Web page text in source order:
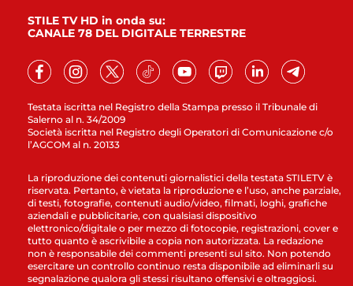
Testata iscritta nel Registro della Stampa presso il Tribunale di
Salerno al n. 34/2009
Società iscritta nel Registro degli Operatori di Comunicazione c/o
l’AGCOM al n. 20133
STILE TV HD in onda su:
CANALE 78 DEL DIGITALE TERRESTRE
La riproduzione dei contenuti giornalistici della testata STILETV è
riservata. Pertanto, è vietata la riproduzione e l’uso, anche parziale,
di testi, fotografie, contenuti audio/video, filmati, loghi, grafiche
aziendali e pubblicitarie, con qualsiasi dispositivo
elettronico/digitale o per mezzo di fotocopie, registrazioni, cover e
tutto quanto è ascrivibile a copia non autorizzata. La redazione
non è responsabile dei commenti presenti sul sito. Non potendo
esercitare un controllo continuo resta disponibile ad eliminarli su
segnalazione qualora gli stessi risultano offensivi e oltraggiosi.